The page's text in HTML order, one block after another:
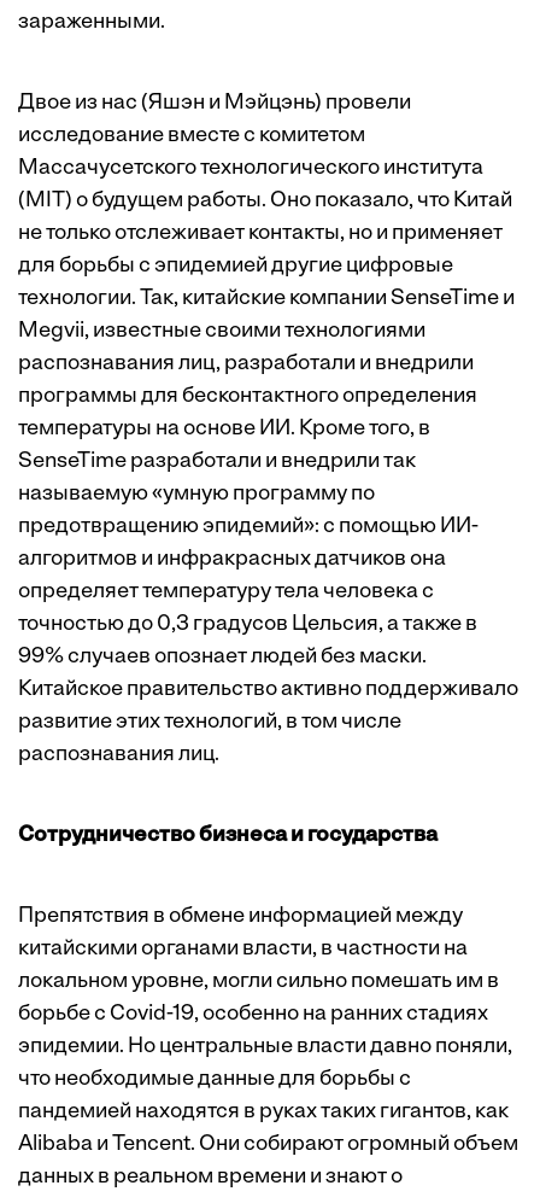
зараженными.
Двое из нас (Яшэн и Мэйцэнь) провели
исследование вместе с комитетом
Массачусетского технологического института
(MIT) о будущем работы. Оно показало, что Китай
не только отслеживает контакты, но и применяет
для борьбы с эпидемией другие цифровые
технологии. Так, китайские компании SenseTime и
Megvii, известные своими технологиями
распознавания лиц, разработали и внедрили
программы для бесконтактного определения
температуры на основе ИИ. Кроме того, в
SenseTime разработали и внедрили так
называемую «умную программу по
предотвращению эпидемий»: с помощью ИИ-
алгоритмов и инфракрасных датчиков она
определяет температуру тела человека с
точностью до 0,3 градусов Цельсия, а также в
99% случаев опознает людей без маски.
Китайское правительство активно поддерживало
развитие этих технологий, в том числе
распознавания лиц.
Сотрудничество бизнеса и государства
Препятствия в обмене информацией между
китайскими органами власти, в частности на
локальном уровне, могли сильно помешать им в
борьбе с Covid-19, особенно на ранних стадиях
эпидемии. Но центральные власти давно поняли,
что необходимые данные для борьбы с
пандемией находятся в руках таких гигантов, как
Alibaba и Tencent. Они собирают огромный объем
данных в реальном времени и знают о